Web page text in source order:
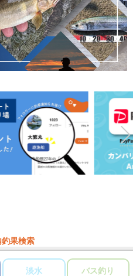
果検索
淡水 バス釣り